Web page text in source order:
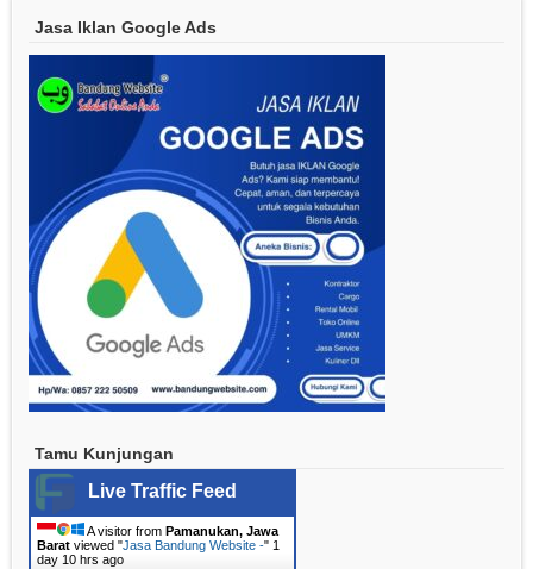
Jasa Iklan Google Ads
Tamu Kunjungan
Live Traffic Feed
A visitor from Pamanukan, Jawa
Barat viewed "Jasa Bandung Website -" 1
day 10 hrs ago